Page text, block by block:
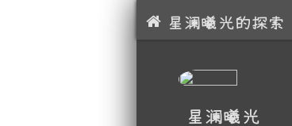
星澜曦光的探索
星澜曦光